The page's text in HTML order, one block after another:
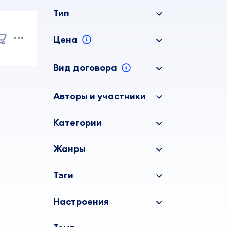
Тип
Цена
Вид договора
Авторы и участники
Категории
Жанры
Тэги
Настроения